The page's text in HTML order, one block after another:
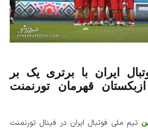
ایران با برتری یک بر
قهرمان تورنمنت
تیم‌ ملی فوتبال ایران در فینال تورنمنت